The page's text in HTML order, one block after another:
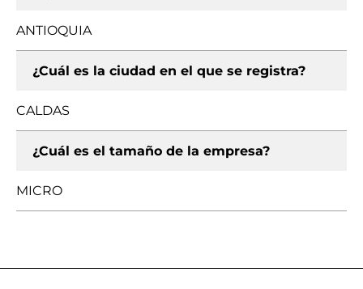
ANTIOQUIA
¿Cuál es la ciudad en el que se registra?
CALDAS
¿Cuál es el tamaño de la empresa?
MICRO